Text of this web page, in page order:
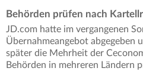
Behörden prüfen nach
JD.com hatte im vergangenen
Übernahmeangebot abgegeben
später die Mehrheit der
Behörden in mehreren Ländern